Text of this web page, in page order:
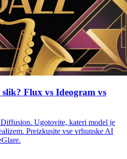
Flux vs Ideogram vs
Ugotovite, kateri model je
Preizkusite vse vrhunske AI